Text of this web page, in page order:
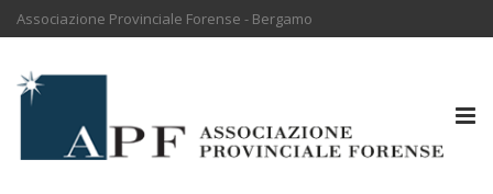
Associazione Provinciale Forense - Bergamo